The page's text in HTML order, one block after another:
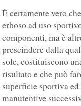
È certamente vero
erboso ad uso
componenti, ma è
prescindere dalla
sole, costituiscono
risultato e che può
superficie sportiva
manutentive